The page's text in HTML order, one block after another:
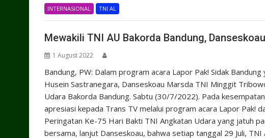
INTERNASIONAL TNI AL
Mewakili TNI AU Bakorda Bandung,
1 August 2022
Bandung, PW: Dalam program acara Lapor Pak! Sidak
Husein Sastranegara, Danseskoau Marsda TNI Minggit
Udara Bakorda Bandung. Sabtu (30/7/2022). Pada
apresiasi kepada Trans TV melalui program acara Lapor Pak!
Peringatan Ke-75 Hari Bakti TNI Angkatan Udara yang jatuh
bersama, lanjut Danseskoau, bahwa setiap tanggal 29 Juli,